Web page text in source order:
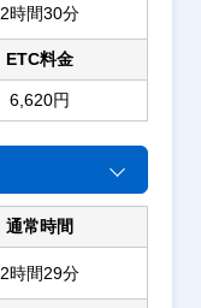
2時間30分
ETC料金
6,620円
通常時間
2時間29分